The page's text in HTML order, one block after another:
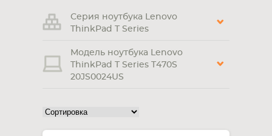
Пн-Вс:
ПЛАНШЕТА
Серия ноутбука Lenovo
ThinkPad T Series
Модель ноутбука Lenovo
ThinkPad T Series T470S
20JS0024US